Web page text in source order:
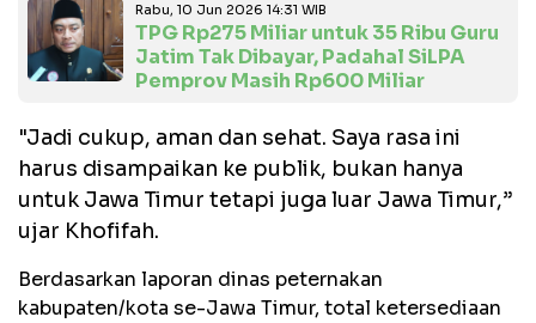
Rabu, 10 Jun 2026 14:31 WIB
TPG Rp275 Miliar untuk 35 Ribu Guru
Jatim Tak Dibayar, Padahal SiLPA
Pemprov Masih Rp600 Miliar
"Jadi cukup, aman dan sehat. Saya rasa ini
harus disampaikan ke publik, bukan hanya
untuk Jawa Timur tetapi juga luar Jawa Timur,”
ujar Khofifah.
Berdasarkan laporan dinas peternakan
kabupaten/kota se-Jawa Timur, total ketersediaan